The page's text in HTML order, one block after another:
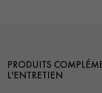
PRODUITS
L'ENTRETIEN